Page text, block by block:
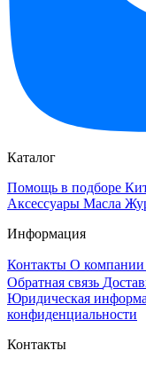
Каталог
Помощь в подборе
Аксессуары Масла
Информация
Контакты О компании
Обратная связь
Юридическая
конфиденциальности
Контакты